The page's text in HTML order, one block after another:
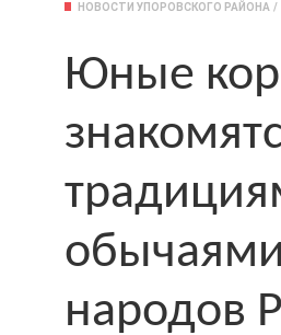
НОВОСТИ УПОРОВСКОГО РАЙОНА
Юные
обычаями
народов